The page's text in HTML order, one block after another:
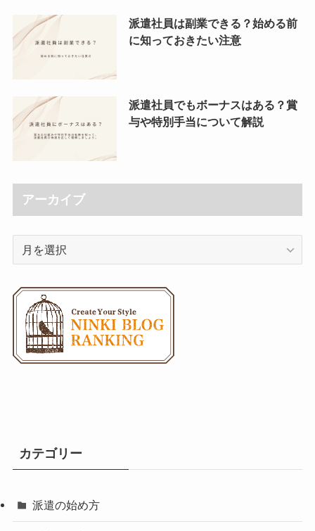
派遣社員は副業できる？始める前
に知っておきたい注意
派遣社員でもボーナスはある？賞
与や特別手当について解説
アーカイブ
イ
カテゴリー
派遣の始め方